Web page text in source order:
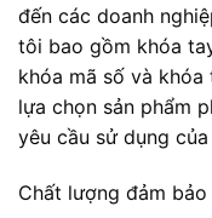
đến các doanh
tôi bao gồm khóa
khóa mã số và
lựa chọn sản phẩm
yêu cầu sử dụng của
Chất lượng đảm bảo